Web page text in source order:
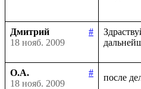
Дмитрий
#
18 нояб. 2009
О.А.
#
18 нояб. 2009
после